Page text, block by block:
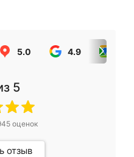
5.0 4.9
5
оценок
отзыв